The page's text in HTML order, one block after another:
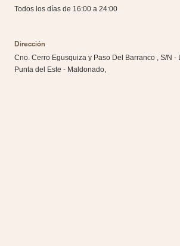
Todos los días de 16:00 a 24:00
Dirección
Cno. Cerro Egusquiza y Paso Del Barranco , S/N -
Punta del Este - Maldonado,